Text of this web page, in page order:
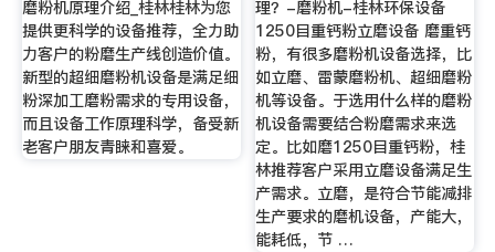
磨粉机原理介绍_桂林桂林为您
提供更科学的设备推荐，全力助
力客户的粉磨生产线创造价值。
新型的超细磨粉机设备是满足细
粉深加工磨粉需求的专用设备，
而且设备工作原理科学，备受新
老客户朋友青睐和喜爱。
理？-磨粉机-桂林环保设备
1250目重钙粉立磨设备 磨重钙
粉，有很多磨粉机设备选择，比
如立磨、雷蒙磨粉机、超细磨粉
机等设备。于选用什么样的磨粉
机设备需要结合粉磨需求来选
定。比如磨1250目重钙粉，桂
林推荐客户采用立磨设备满足生
产需求。立磨，是符合节能减排
生产要求的磨机设备，产能大，
能耗低，节 …